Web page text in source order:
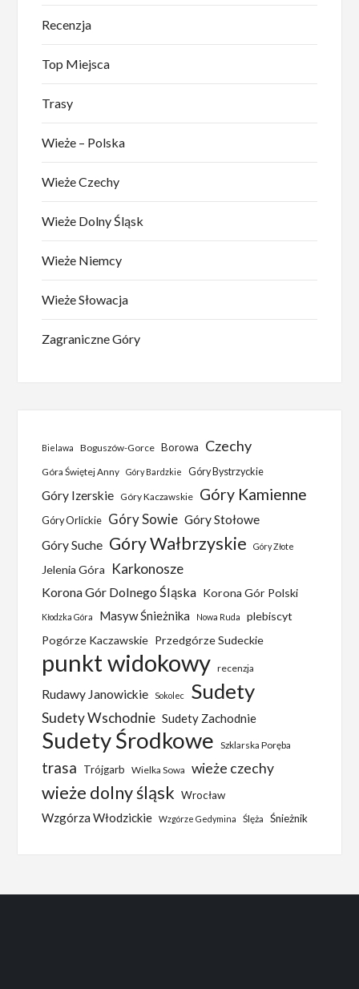
Recenzja
Top Miejsca
Trasy
Wieże – Polska
Wieże Czechy
Wieże Dolny Śląsk
Wieże Niemcy
Wieże Słowacja
Zagraniczne Góry
Bielawa Boguszów-Gorce Borowa Czechy
Góra Świętej Anny Góry Bardzkie Góry Bystrzyckie
Góry Izerskie Góry Kaczawskie Góry Kamienne
Góry Orlickie Góry Sowie Góry Stołowe
Góry Suche Góry Wałbrzyskie Góry Złote
Jelenia Góra Karkonosze
Korona Gór Dolnego Śląska Korona Gór Polski
Kłodzka Góra Masyw Śnieżnika Nowa Ruda
plebiscyt
Pogórze Kaczawskie Przedgórze Sudeckie
punkt widokowy recenzja
Rudawy Janowickie Sokolec Sudety
Sudety Wschodnie Sudety Zachodnie
Sudety Środkowe Szklarska Poręba
trasa Trójgarb Wielka Sowa wieże czechy
wieże dolny śląsk Wrocław
Wzgórza Włodzickie Wzgórze Gedymina Ślęża Śnieżnik